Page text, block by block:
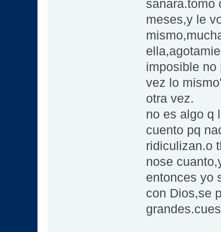
sanara.tomo
meses,y le
imposible no
vez lo
otra vez.
no es algo q
cuento pq
ridiculizan.o
nose
entonces yo
con Dios,se